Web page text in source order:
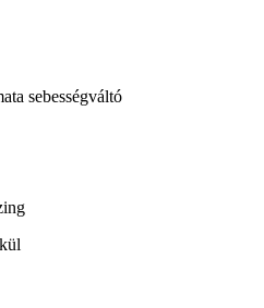
sebességváltó